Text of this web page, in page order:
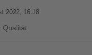
2022, 16:18
Qualität